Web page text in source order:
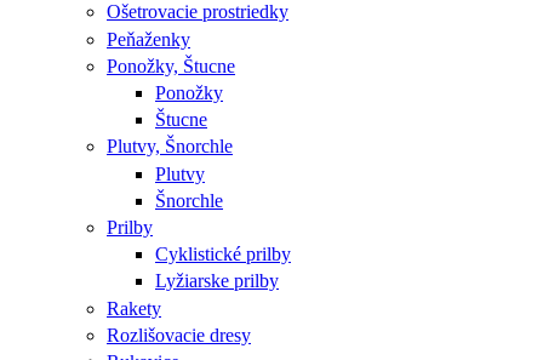
Ošetrovacie prostriedky
Peňaženky
Ponožky, Štucne
Ponožky
Štucne
Plutvy, Šnorchle
Plutvy
Šnorchle
Prilby
Cyklistické prilby
Lyžiarske prilby
Rakety
Rozlišovacie dresy